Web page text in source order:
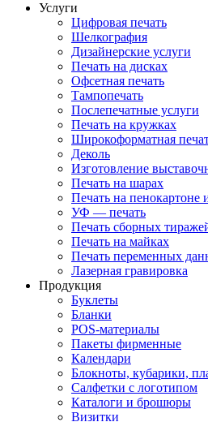
Услуги
Цифровая печать
Шелкография
Дизайнерские услуги
Печать на дисках
Офсетная печать
Тампопечать
Послепечатные услуги
Печать на кружках
Широкоформатная
Деколь
Изготовление
Печать на шарах
Печать на пенокартоне
УФ — печать
Печать сборных
Печать на майках
Печать переменных
Лазерная гравировка
Продукция
Буклеты
Бланки
POS-материалы
Пакеты фирменные
Календари
Блокноты, кубарики,
Салфетки с логотипом
Каталоги и брошюры
Визитки